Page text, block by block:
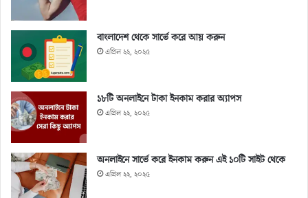
বাংলাদেশ থেকে সার্ভে করে আয় করুন
এপ্রিল ২২, ২০২৫
১৮টি অনলাইনে টাকা ইনকাম করার অ্যাপস
এপ্রিল ২২, ২০২৫
অনলাইনে সার্ভে করে ইনকাম করুন এই ১০টি সাইট থেকে
এপ্রিল ২২, ২০২৫